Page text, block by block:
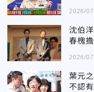
2026/
沈伯
春槐
2026/
葉元
不認